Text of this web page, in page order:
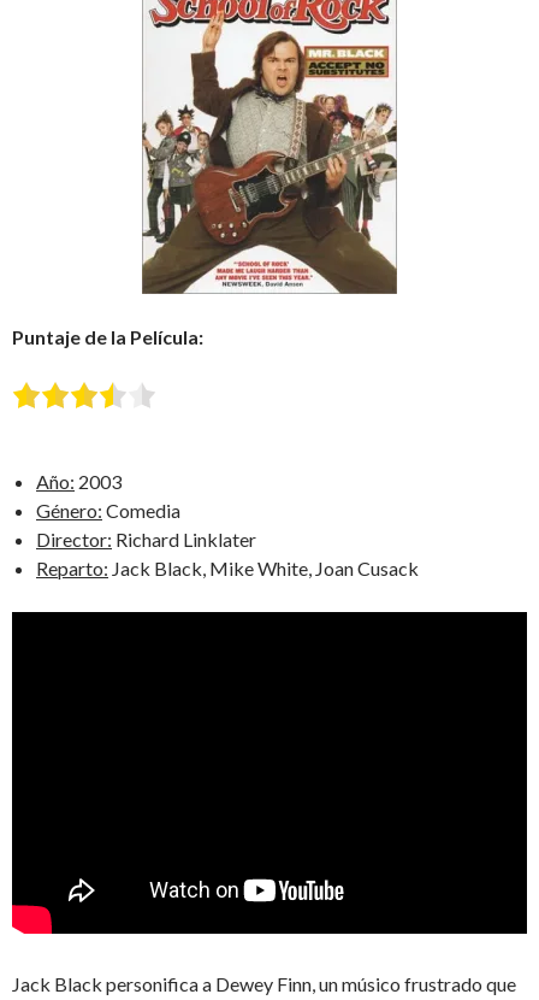
Puntaje de la Película:
Año: 2003
Género: Comedia
Director: Richard Linklater
Reparto: Jack Black, Mike White, Joan Cusack
Jack Black personifica a Dewey Finn, un músico frustrado que